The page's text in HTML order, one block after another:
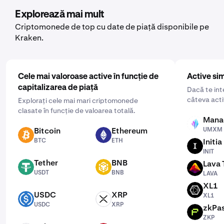
vrei să-l achiziționezi. Apoi, introdu suma pe care vrei să
o cumperi și selectează frecvența, dând clic pe „O dată”
și alegând o frecvență convenabilă pentru tine: zilnic,
săptămânal sau lunar.
Explorează mai mult
Criptomonede de top cu date de piață disponibile pe
Kraken.
Cele mai valoroase active în funcție de
capitalizarea de piață
Explorați cele mai mari criptomonede
clasate în funcție de valoarea totală.
BTC Bitcoin
BTC
ETH Ethereum
ETH
USDT Tether
USDT
BNB BNB
BNB
USDC USDC
USDC
XRP XRP
XRP
Active
Dacă te
câteva
UMXM
UMXM
Initia
INIT
LAVA Lava
LAVA
XL1 XL1
XL1
ZKP
ZKP